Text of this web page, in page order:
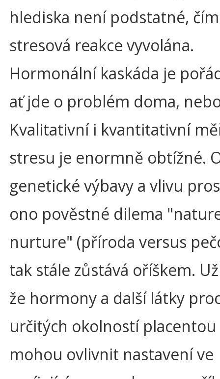
hlediska není podstatné,
stresová reakce vyvolána.
Hormonální kaskáda je
ať jde o problém doma,
Kvalitativní i kvantitativní
stresu je enormně obtížné.
genetické výbavy a vlivu
ono pověstné dilema
nurture" (příroda versus
tak stále zůstává oříškem.
že hormony a další látky
určitých okolností placentou
mohou ovlivnit nastavení ve